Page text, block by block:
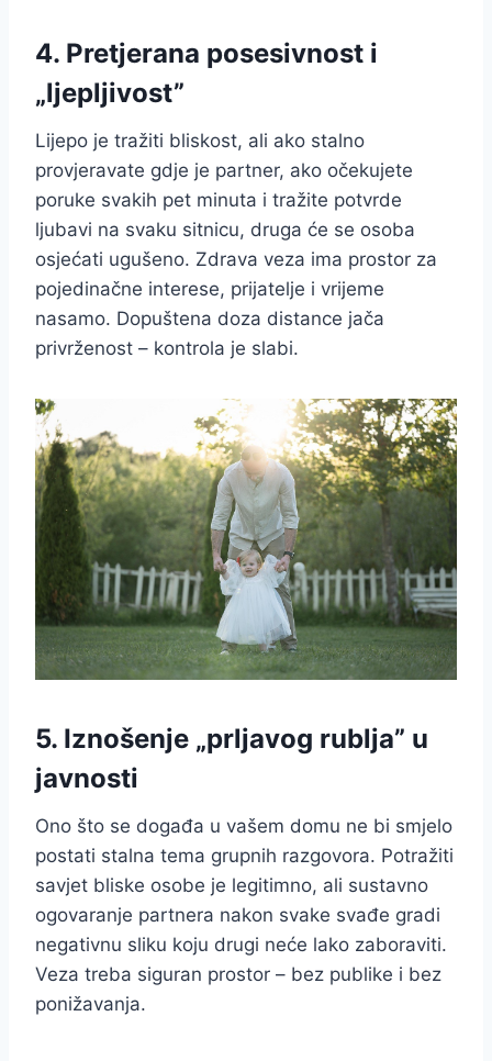
4. Pretjerana posesivnost i
„ljepljivost”
Lijepo je tražiti bliskost, ali ako stalno
provjeravate gdje je partner, ako očekujete
poruke svakih pet minuta i tražite potvrde
ljubavi na svaku sitnicu, druga će se osoba
osjećati ugušeno. Zdrava veza ima prostor za
pojedinačne interese, prijatelje i vrijeme
nasamo. Dopuštena doza distance jača
privrženost – kontrola je slabi.
5. Iznošenje „prljavog rublja” u
javnosti
Ono što se događa u vašem domu ne bi smjelo
postati stalna tema grupnih razgovora. Potražiti
savjet bliske osobe je legitimno, ali sustavno
ogovaranje partnera nakon svake svađe gradi
negativnu sliku koju drugi neće lako zaboraviti.
Veza treba siguran prostor – bez publike i bez
ponižavanja.